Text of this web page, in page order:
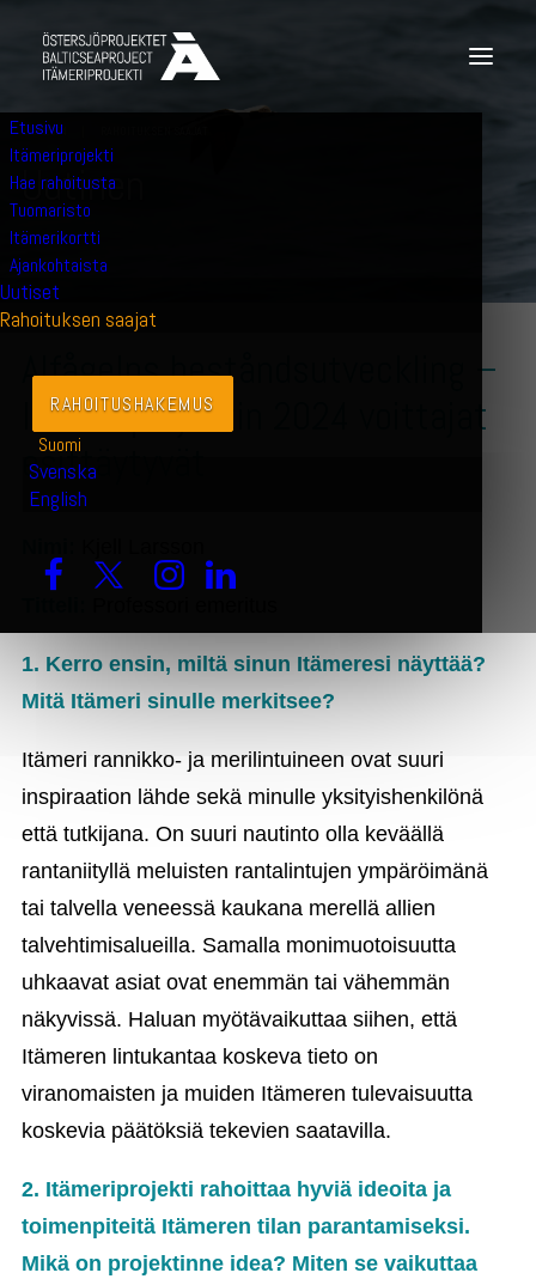
Etusivu
Itämeriprojekti
Hae rahoitusta
Tuomaristo
Itämerikortti
Ajankohtaista
Uutiset
Rahoituksen saajat
RAHOITUSHAKEMUS
Suomi
Svenska
English
11.6.2024
Uutine
Alfågelns beståndsutveckling –
Itämeriprojektin 2024 voittajat
esittäytyvät
1. Kerro ensin, miltä sinun Itämeresi näyttää?
Mitä Itämeri sinulle merkitsee?
Itämeri rannikko- ja merilintuineen ovat suuri
inspiraation lähde sekä minulle yksityishenkilönä
että tutkijana. On suuri nautinto olla keväällä
rantaniityllä meluisten rantalintujen ympäröimänä
tai talvella veneessä kaukana merellä allien
talvehtimisalueilla. Samalla monimuotoisuutta
uhkaavat asiat ovat enemmän tai vähemmän
näkyvissä. Haluan myötävaikuttaa siihen, että
Itämeren lintukantaa koskeva tieto on
viranomaisten ja muiden Itämeren tulevaisuutta
koskevia päätöksiä tekevien saatavilla.
2. Itämeriprojekti rahoittaa hyviä ideoita ja
toimenpiteitä Itämeren tilan parantamiseksi.
Mikä on projektinne idea? Miten se vaikuttaa